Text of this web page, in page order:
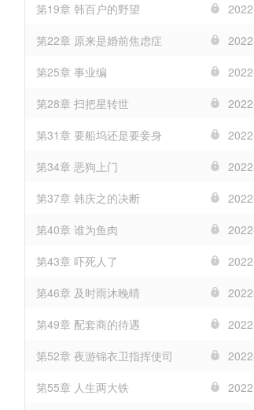
第19章 韩百户的野望
第22章 原来是婚前焦虑症
第25章 事业编
第28章 扫把星转世
第31章 要船坞还是要妾身
第34章 恶狗上门
第37章 韩庆之的决断
第40章 谁为鱼肉
第43章 吓死人了
第46章 及时雨沐晚晴
第49章 配套商的待遇
第52章 夜游锦衣卫指挥使司
第55章 人生两大铁